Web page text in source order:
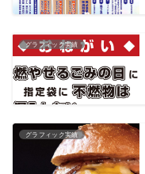
グラフィック実績
グラフィック実績